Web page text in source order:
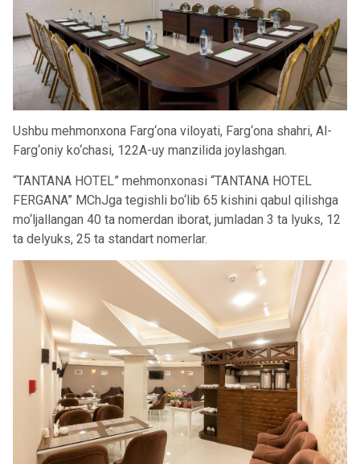
Ushbu mehmonxona Farg‘ona viloyati, Farg‘ona shahri, Al-
Farg‘oniy ko‘chasi, 122A-uy manzilida joylashgan.
“TANTANA HOTEL” mehmonxonasi “TANTANA HOTEL
FERGANA” MChJga tegishli bo‘lib 65 kishini qabul qilishga
mo‘ljallangan 40 ta nomerdan iborat, jumladan 3 ta lyuks, 12
ta delyuks, 25 ta standart nomerlar.